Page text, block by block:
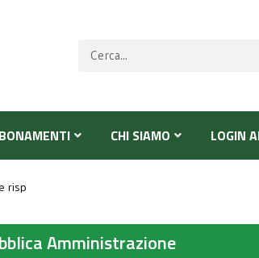
CHI SIAMO LOGIN
ai numeri sconosciut
“Al Sud ancora picchi di 39 gradi”
Amministrazione